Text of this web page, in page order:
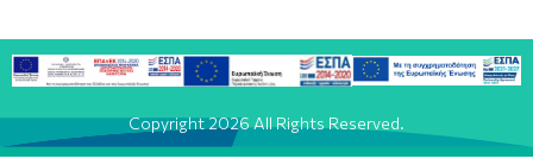
Copyright 2026 All Rights Reserved.